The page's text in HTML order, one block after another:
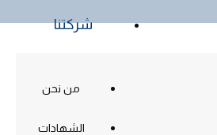
شركتنا
من نحن
الشهادات